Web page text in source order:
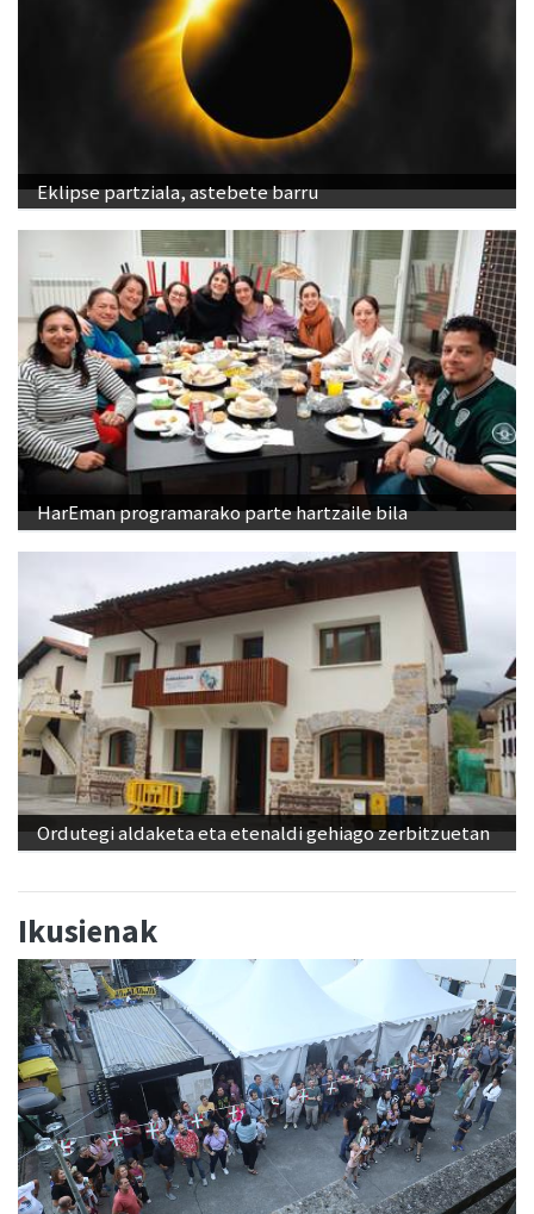
Eklipse partziala, astebete barru
HarEman programarako parte hartzaile bila
Ordutegi aldaketa eta etenaldi gehiago zerbitzuetan
Ikusienak